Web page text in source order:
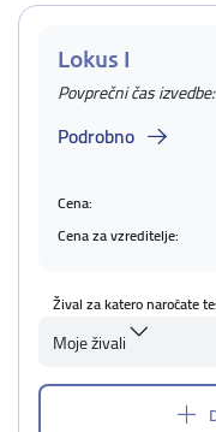
Lokus I
Povprečni čas
Podrobno
Cena:
Cena za vzreditelje:
Žival za katero naročate
Moje živali